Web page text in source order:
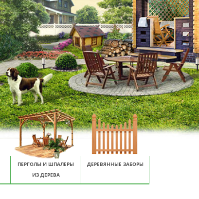
ПЕРГОЛЫ И ШПАЛЕРЫ
ИЗ ДЕРЕВА
ДЕРЕВЯННЫЕ ЗАБОРЫ